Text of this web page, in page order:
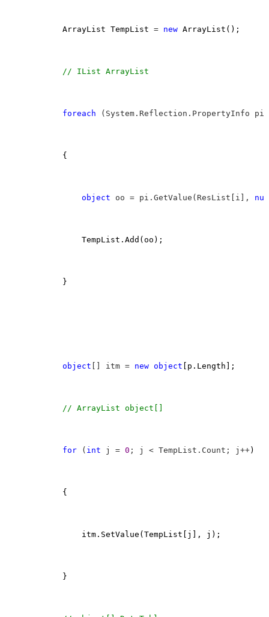
            ArrayList TempList
= new ArrayList();
// IList ArrayList
foreach (System.Reflection.PropertyInfo pi
            {
object oo = pi.GetValue(ResList[i],
                TempList.Add(oo);
            }
object [] itm = new object [p.Length];
// ArrayList object[]
for ( int j = 0 ; j < TempList.Count; j++)
            {
                itm.SetValue(TempList[j], j);
            }